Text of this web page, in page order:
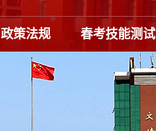
政策法规 春考技能测试